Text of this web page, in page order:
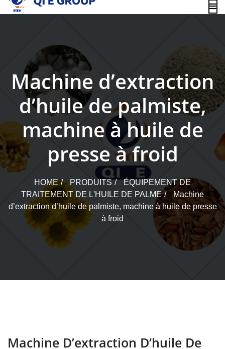
content
Machine d’extraction
d’huile de palmiste,
machine à huile de
presse à froid
HOME PRODUITS
ÉQUIPEMENT DE
TRAITEMENT DE L'HUILE DE PALME
Machine
d’extraction d’huile de palmiste, machine à huile de presse
à froid
Machine D’extraction D’huile De